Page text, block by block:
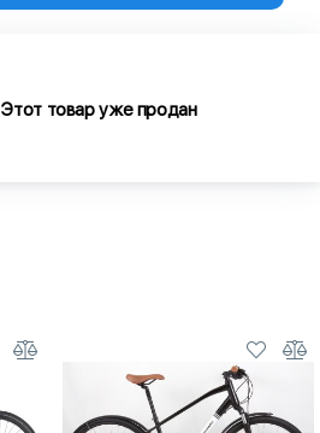
Этот товар уже продан